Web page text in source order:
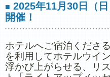
■ 2025年11月30日（
開催！
ホテルへご宿泊くださ
を利用してホテルウイ
浮かび上がらせる、リ